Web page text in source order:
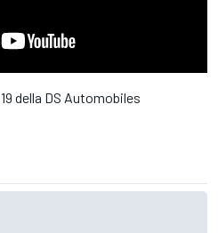
della DS Automobiles